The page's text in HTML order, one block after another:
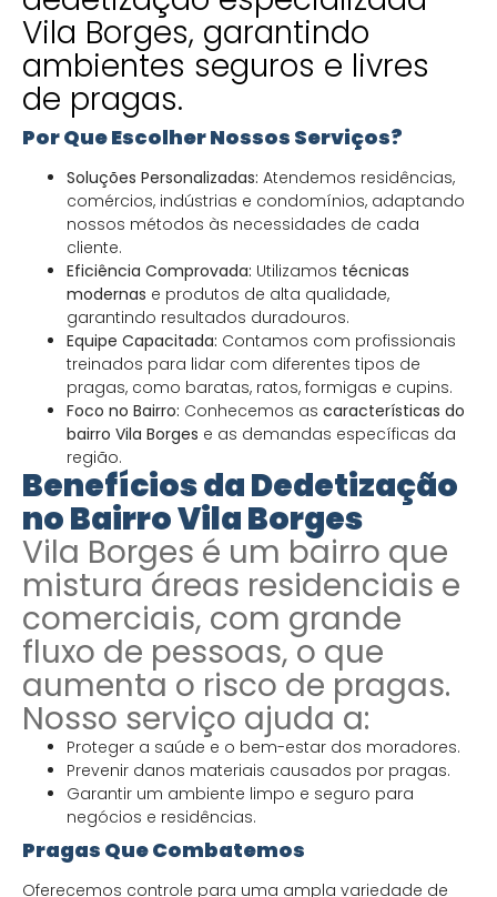
Vila Borges, garantindo
ambientes seguros e livres
de pragas.
Por Que Escolher Nossos Serviços?
Soluções Personalizadas: Atendemos residências,
comércios, indústrias e condomínios, adaptando
nossos métodos às necessidades de cada
cliente.
Eficiência Comprovada: Utilizamos técnicas
modernas e produtos de alta qualidade,
garantindo resultados duradouros.
Equipe Capacitada: Contamos com profissionais
treinados para lidar com diferentes tipos de
pragas, como baratas, ratos, formigas e cupins.
Foco no Bairro: Conhecemos as características do
bairro Vila Borges e as demandas específicas da
região.
Benefícios da Dedetização
no Bairro Vila Borges
Vila Borges é um bairro que
mistura áreas residenciais e
comerciais, com grande
fluxo de pessoas, o que
aumenta o risco de pragas.
Nosso serviço ajuda a:
Proteger a saúde e o bem-estar dos moradores.
Prevenir danos materiais causados por pragas.
Garantir um ambiente limpo e seguro para
negócios e residências.
Pragas Que Combatemos
Oferecemos controle para uma ampla variedade de